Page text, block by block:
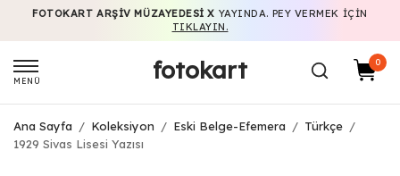
FOTOKART ARŞIV MÜZAYEDESI X YAYINDA. PEY VERMEK IÇIN
TIKLAYIN.
MENÜ fotokart 0
Ana Sayfa / Koleksiyon / Eski Belge-Efemera / Türkçe /
1929 Sivas Lisesi Yazısı